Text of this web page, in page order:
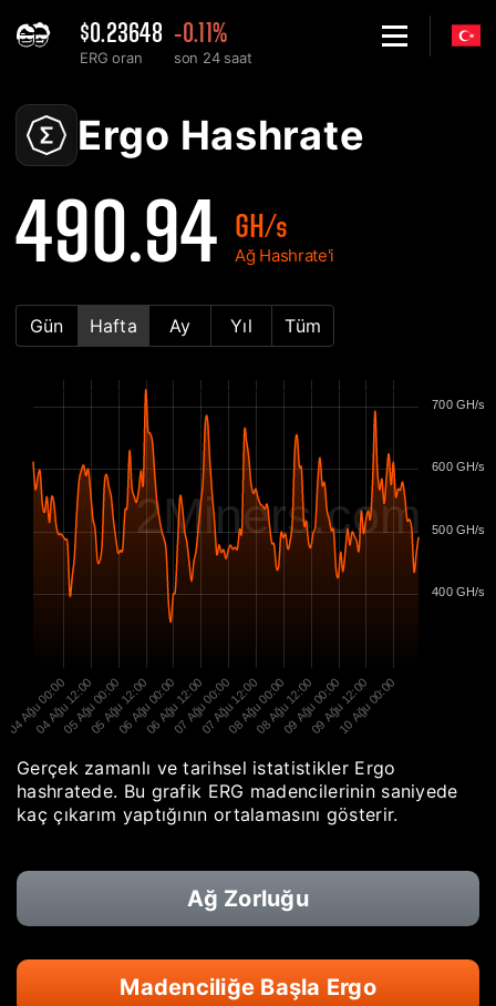
$0.23648
ERG oran
-0.11%
son 24 saat
Ergo ERG Ağ Hashrate Grafiği - 2Miners
Ergo Hashrate
490.94GH/s
Ağ Hashrate'i
Gün Hafta Ay Yıl Tüm
2Miners.com
04 Ağu 00:00
04 Ağu 12:00
05 Ağu 00:00
05 Ağu 12:00
06 Ağu 00:00
06 Ağu 12:00
07 Ağu 00:00
07 Ağu 12:00
08 Ağu 00:00
08 Ağu 12:00
09 Ağu 00:00
09 Ağu 12:00
10 Ağu 00:00
400 GH/s
500 GH/s
600 GH/s
700 GH/s
Gerçek zamanlı ve tarihsel istatistikler Ergo
hashratede. Bu grafik ERG madencilerinin saniyede
kaç çıkarım yaptığının ortalamasını gösterir.
Ağ Zorluğu
Madenciliğe Başla Ergo